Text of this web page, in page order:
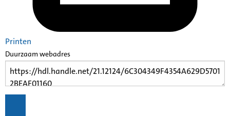
Printen
Duurzaam webadres